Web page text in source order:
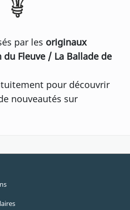
par les originaux
Fleuve / La Ballade de
pour découvrir
nouveautés sur